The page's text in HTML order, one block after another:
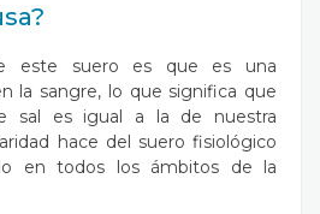
este suero es que es una
la sangre, lo que significa que
sal es igual a la de nuestra
hace del suero fisiológico
en todos los ámbitos de la